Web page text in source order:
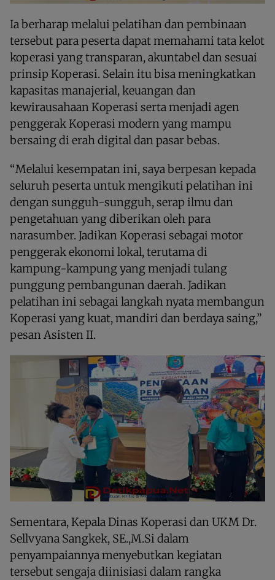
Ia berharap melalui pelatihan dan pembinaan
tersebut para peserta dapat memahami tata kelot
koperasi yang transparan, akuntabel dan sesuai
prinsip Koperasi. Selain itu bisa meningkatkan
kapasitas manajerial, keuangan dan
kewirausahaan Koperasi serta menjadi agen
penggerak Koperasi modern yang mampu
bersaing di erah digital dan pasar bebas.
“Melalui kesempatan ini, saya berpesan kepada
seluruh peserta untuk mengikuti pelatihan ini
dengan sungguh-sungguh, serap ilmu dan
pengetahuan yang diberikan oleh para
narasumber. Jadikan Koperasi sebagai motor
penggerak ekonomi lokal, terutama di
kampung-kampung yang menjadi tulang
punggung pembangunan daerah. Jadikan
pelatihan ini sebagai langkah nyata membangun
Koperasi yang kuat, mandiri dan berdaya saing,”
pesan Asisten II.
Sementara, Kepala Dinas Koperasi dan UKM Dr.
Sellvyana Sangkek, SE.,M.Si dalam
penyampaiannya menyebutkan kegiatan
tersebut sengaja diinisiasi dalam rangka